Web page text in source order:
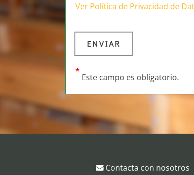
Ver Política de Privacidad de
*
Este campo es obligatorio.
Contacta con nosotros